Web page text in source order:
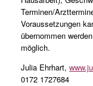
Terminen/
Voraussetzungen
übernommen
möglich.
Julia Ehrhart,
0172 1727684